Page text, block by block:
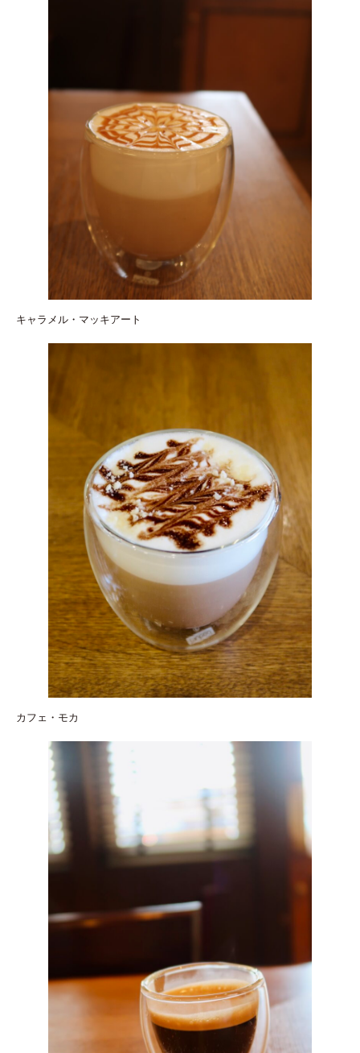
キャラメル・マッキアート
カフェ・モカ